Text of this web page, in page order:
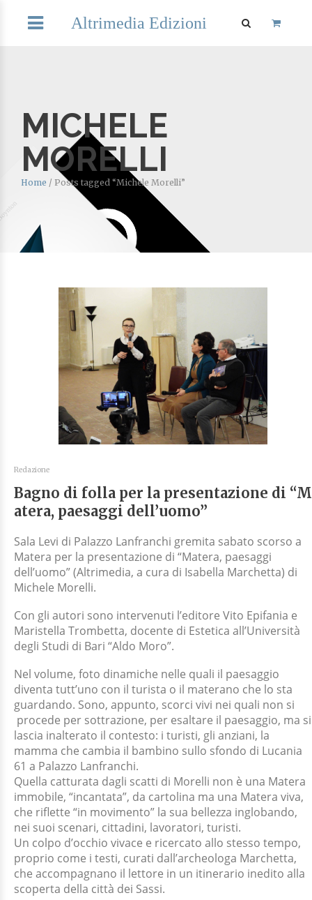
Altrimedia Edizioni
MICHELE
MORELLI
Home / Posts tagged “Michele Morelli”
Redazione
Bagno di folla per la presentazione di “M
atera, paesaggi dell’uomo”
Sala Levi di Palazzo Lanfranchi gremita sabato scorso a
Matera per la presentazione di “Matera, paesaggi
dell’uomo” (Altrimedia, a cura di Isabella Marchetta) di
Michele Morelli.
Con gli autori sono intervenuti l’editore Vito Epifania e
Maristella Trombetta, docente di Estetica all’Università
degli Studi di Bari “Aldo Moro”.
Nel volume, foto dinamiche nelle quali il paesaggio
diventa tutt’uno con il turista o il materano che lo sta
guardando. Sono, appunto, scorci vivi nei quali non si
procede per sottrazione, per esaltare il paesaggio, ma si
lascia inalterato il contesto: i turisti, gli anziani, la
mamma che cambia il bambino sullo sfondo di Lucania
61 a Palazzo Lanfranchi.
Quella catturata dagli scatti di Morelli non è una Matera
immobile, “incantata”, da cartolina ma una Matera viva,
che riflette “in movimento” la sua bellezza inglobando,
nei suoi scenari, cittadini, lavoratori, turisti.
Un colpo d’occhio vivace e ricercato allo stesso tempo,
proprio come i testi, curati dall’archeologa Marchetta,
che accompagnano il lettore in un itinerario inedito alla
scoperta della città dei Sassi.